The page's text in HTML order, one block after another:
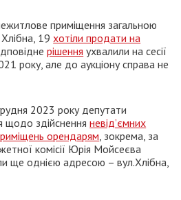
приміщення загальною
19хотіли продати на
рішення ухвалили на сесії
року, але до аукціону справа не
2023 року депутати
щодо здійсненняневід’ємних
орендарям, зокрема, за
комісії Юрія Мойсеєва
ще однією адресою – вул.Хлібна,